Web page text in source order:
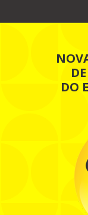
DO